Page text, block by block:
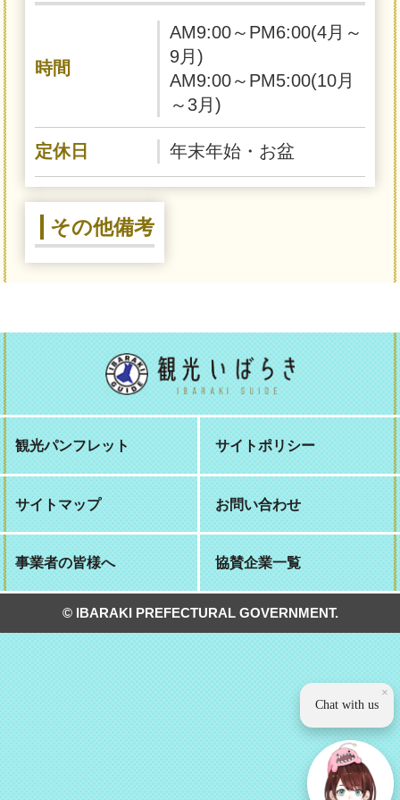
時間
AM9:00～PM6:00(4月～
9月)
AM9:00～PM5:00(10月
～3月)
定休日 年末年始・お盆
その他備考
観光パンフレット サイトポリシー
サイトマップ お問い合わせ
事業者の皆様へ 協賛企業一覧
© IBARAKI PREFECTURAL GOVERNMENT.
×
Chat with us